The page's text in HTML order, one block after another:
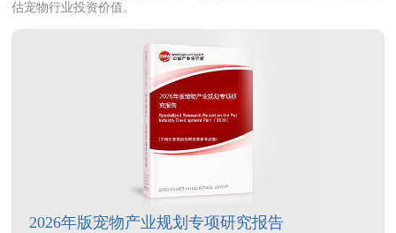
估宠物行业投资价值。
2026年版宠物产业规划专项研究报告